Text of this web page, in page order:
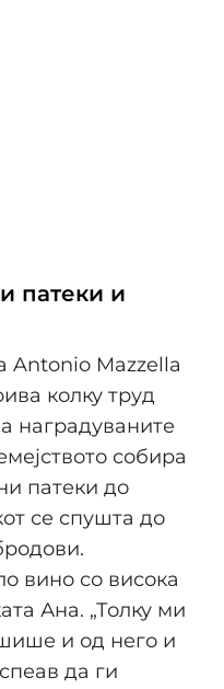
патеки и
Antonio Mazzella
колку труд
наградуваните
собира
патеки до
се спушта до
вино со висока
Ана. „Толку ми
и од него и
да ги